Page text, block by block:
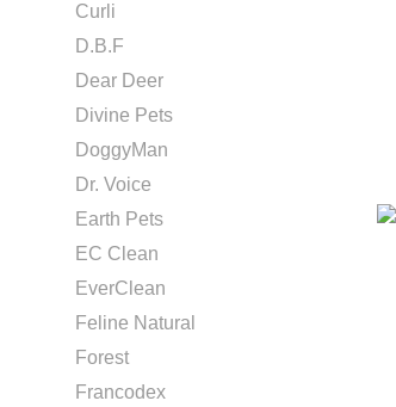
Curli
D.B.F
Dear Deer
Divine Pets
DoggyMan
Dr. Voice
Earth Pets
EC Clean
EverClean
Feline Natural
Forest
Francodex